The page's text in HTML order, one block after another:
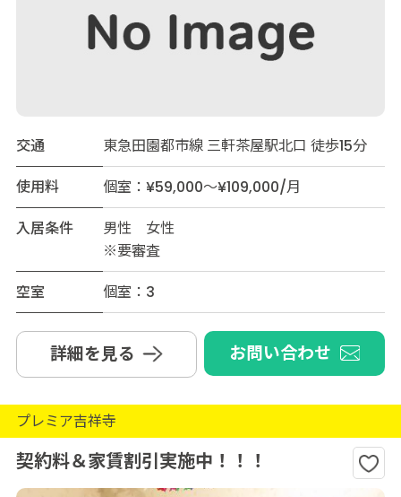
交通
東急田園都市線 三軒茶屋駅北口 徒歩15分
使用料
個室：¥59,000～¥109,000/月
入居条件
男性 女性
※要審査
空室
個室：3
詳細を見る お問い合わせ
プレミア吉祥寺
契約料＆家賃割引実施中！！！